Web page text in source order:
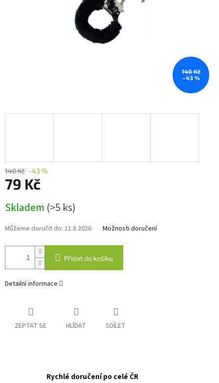
140 Kč
–43 %
140 Kč –43 %
79 Kč
cena:
Skladem (>5 ks)
Můžeme doručit do: 11.8.2026 Možnosti doručení
Přidat do košíku
Detailní informace
ZEPTAT SE HLÍDAT SDÍLET
Rychlé doručení po celé ČR